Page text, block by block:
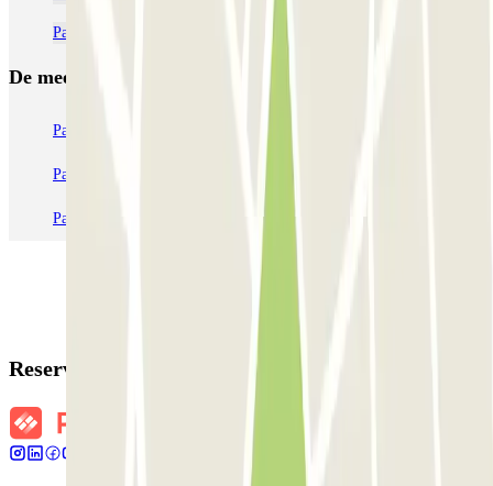
Parkeren in de buurt van Cruise Terminal Marseille
De meest geboekte
Parkeren in Parijs Parkeren in Venetië
Parkeren in Station Venetië Mestre Parkeren in Rome
Parkeren in Milaan Parkeren in Verona
Reserveringsgegevens